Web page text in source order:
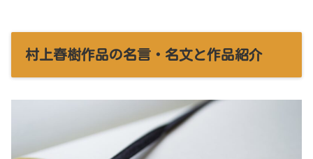
村上春樹作品の名言・名文と作品紹介